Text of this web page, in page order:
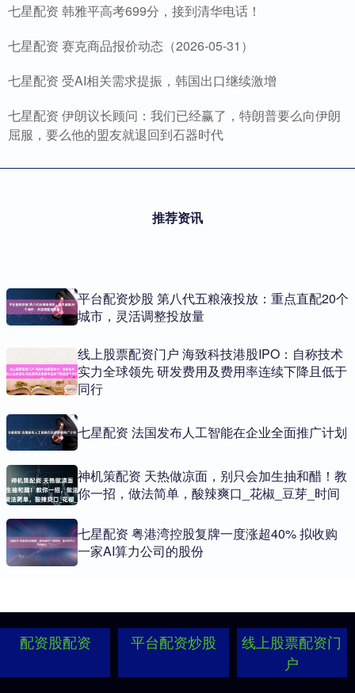
七星配资 韩雅平高考699分，接到清华电话！
七星配资 赛克商品报价动态（2026-05-31）
七星配资 受AI相关需求提振，韩国出口继续激增
七星配资 伊朗议长顾问：我们已经赢了，特朗普要么向伊朗
屈服，要么他的盟友就退回到石器时代
推荐资讯
平台配资炒股 第八代五粮液投放：重点直配20个
城市，灵活调整投放量
线上股票配资门户 海致科技港股IPO：自称技术
实力全球领先 研发费用及费用率连续下降且低于
同行
七星配资 法国发布人工智能在企业全面推广计划
神机策配资 天热做凉面，别只会加生抽和醋！教
你一招，做法简单，酸辣爽口_花椒_豆芽_时间
七星配资 粤港湾控股复牌一度涨超40% 拟收购
一家AI算力公司的股份
配资股配资 平台配资炒股
线上股票配资门
户